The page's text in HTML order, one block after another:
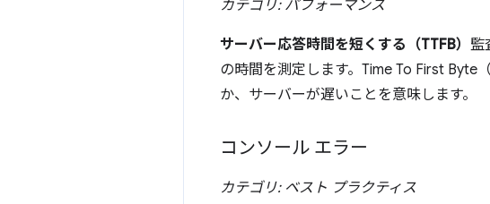
カテゴリ: パフォーマンス
サーバー応答時間を短くする（TTFB） 監
の時間を測定します。Time To First Byte
か、サーバーが遅いことを意味します。
コンソール エラー
カテゴリ: ベスト プラクティス